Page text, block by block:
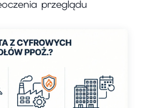
przeglądu